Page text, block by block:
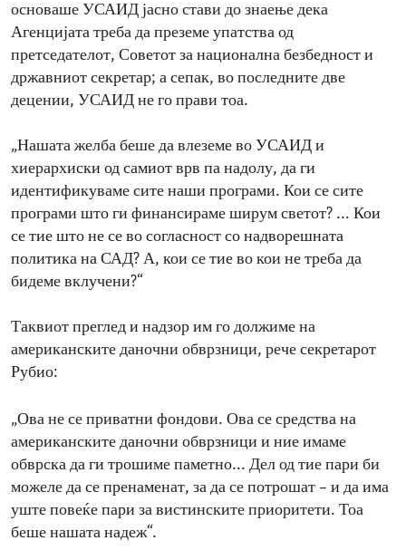
основаше УСАИД јасно стави до знаење дека
Агенцијата треба да преземе упатства од
претседателот, Советот за национална безбедност и
државниот секретар; а сепак, во последните две
децении, УСАИД не го прави тоа.
„Нашата желба беше да влеземе во УСАИД и
хиерархиски од самиот врв па надолу, да ги
идентификуваме сите наши програми. Кои се сите
програми што ги финансираме ширум светот? ... Кои
се тие што не се во согласност со надворешната
политика на САД? А, кои се тие во кои не треба да
бидеме вклучени?“
Таквиот преглед и надзор им го должиме на
американските даночни обврзници, рече секретарот
Рубио:
„Ова не се приватни фондови. Ова се средства на
американските даночни обврзници и ние имаме
обврска да ги трошиме паметно... Дел од тие пари би
можеле да се пренаменат, за да се потрошат – и да има
уште повеќе пари за вистинските приоритети. Тоа
беше нашата надеж“.